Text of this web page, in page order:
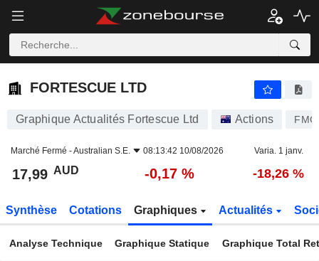
FORTESCUE LTD
FORTESCUE LTD
Graphique Actualités Fortescue Ltd Actions FMG
Marché Fermé -Australian S.E. 08:13:42 10/08/2026 Varia. 1 janv.
17,99 AUD -0,17 % -18,26 %
Synthèse Cotations Graphiques Actualités
Analyse Technique Graphique Statique Graphique Total